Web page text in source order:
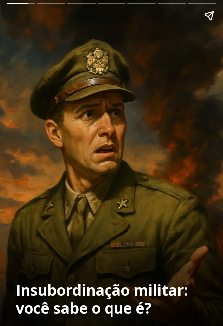
Insubordinação militar:
você sabe o que é?